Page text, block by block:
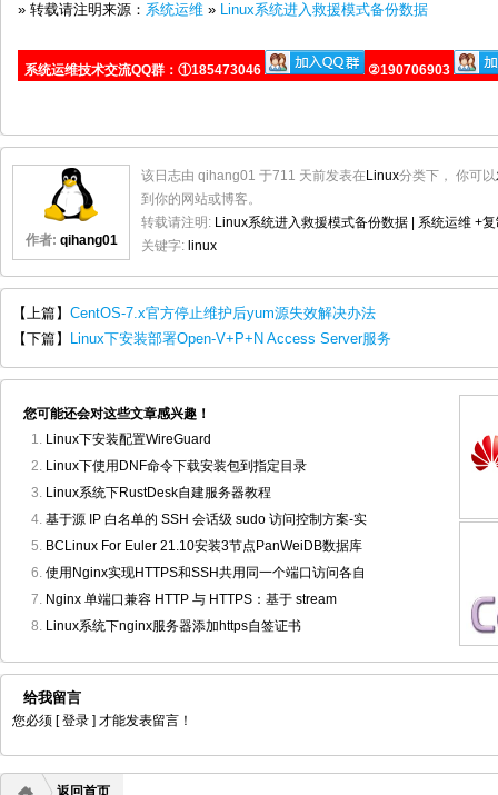
» 转载请注明来源： 系统运维 » Linux系统进入救援模式备份数据
系统运维技术交流QQ群：①185473046 ②190706903
作者: qihang01
该日志由 qihang01 于711 天前发表在 Linux分类下， 你可以
到你的网站或博客。
转载请注明: Linux系统进入救援模式备份数据 | 系统运维 +
关键字: linux
【上篇】 CentOS-7.x官方停止维护后yum源失效解决办法
【下篇】
Linux下安装部署Open-V+P+N Access Server服务
您可能还会对这些文章感兴趣！
Linux下安装配置WireGuard
Linux下使用DNF命令下载安装包到指定目录
Linux系统下RustDesk自建服务器教程
基于源 IP 白名单的 SSH 会话级 sudo 访问控制方案-实
BCLinux For Euler 21.10安装3节点PanWeiDB数据库
使用Nginx实现HTTPS和SSH共用同一个端口访问各自
Nginx 单端口兼容 HTTP 与 HTTPS：基于 stream
Linux系统下nginx服务器添加https自签证书
给我留言
您必须 [ 登录 ] 才能发表留言！
返回首页